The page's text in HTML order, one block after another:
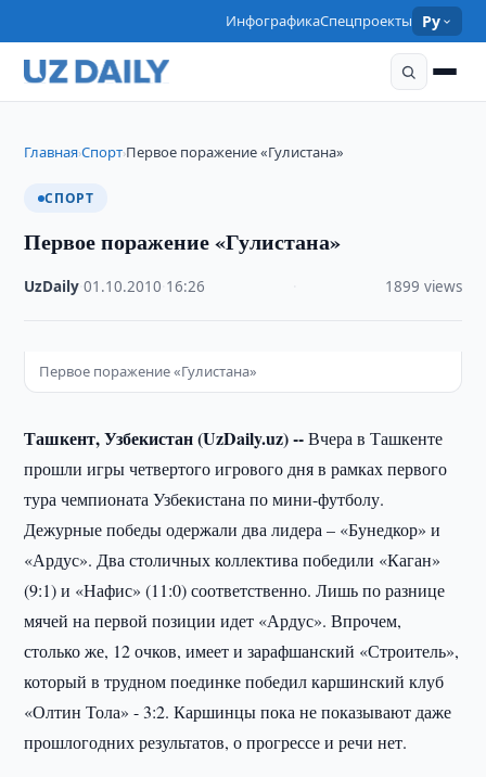
ИнфографикаСпецпроекты Ру
Главная›Спорт›Первое поражение «Гулистана»
СПОРТ
Первое поражение «Гулистана»
UzDaily ·01.10.2010 16:26 1899 views
Первое поражение «Гулистана»
Ташкент, Узбекистан (UzDaily.uz) --Вчера в Ташкенте
прошли игры четвертого игрового дня в рамках первого
тура чемпионата Узбекистана по мини-футболу.
Дежурные победы одержали два лидера – «Бунедкор» и
«Ардус». Два столичных коллектива победили «Каган»
(9:1) и «Нафис» (11:0) соответственно. Лишь по разнице
мячей на первой позиции идет «Ардус». Впрочем,
столько же, 12 очков, имеет и зарафшанский «Строитель»,
который в трудном поединке победил каршинский клуб
«Олтин Тола» - 3:2. Каршинцы пока не показывают даже
прошлогодних результатов, о прогрессе и речи нет.